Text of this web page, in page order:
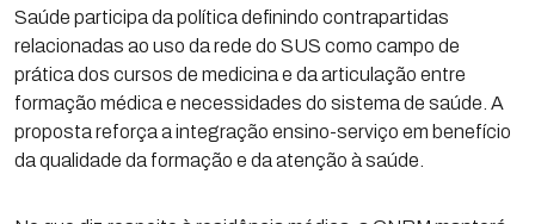
Saúde participa da política definindo contrapartidas
relacionadas ao uso da rede do SUS como campo de
prática dos cursos de medicina e da articulação entre
formação médica e necessidades do sistema de saúde. A
proposta reforça a integração ensino-serviço em benefício
da qualidade da formação e da atenção à saúde.